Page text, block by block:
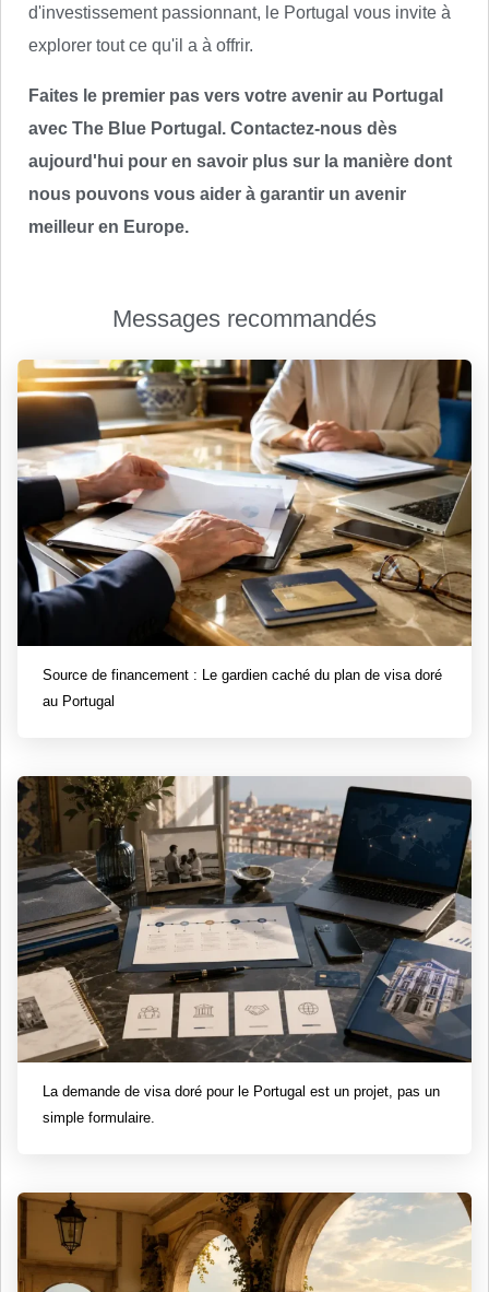
d'investissement passionnant, le Portugal vous invite à
explorer tout ce qu'il a à offrir.
Faites le premier pas vers votre avenir au Portugal
avec The Blue Portugal. Contactez-nous dès
aujourd'hui pour en savoir plus sur la manière dont
nous pouvons vous aider à garantir un avenir
meilleur en Europe.
Messages recommandés
Source de financement : Le gardien caché du plan de visa doré
au Portugal
La demande de visa doré pour le Portugal est un projet, pas un
simple formulaire.